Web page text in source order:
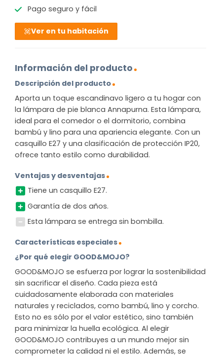
Pago seguro y fácil
Ver en tu habitación
Información del producto
Descripción del producto
Aporta un toque escandinavo ligero a tu hogar con
la lámpara de pie blanca Annapurna. Esta lámpara,
ideal para el comedor o el dormitorio, combina
bambú y lino para una apariencia elegante. Con un
casquillo E27 y una clasificación de protección IP20,
ofrece tanto estilo como durabilidad.
Ventajas y desventajas
Tiene un casquillo E27.
Garantía de dos años.
Esta lámpara se entrega sin bombilla.
Características especiales
¿Por qué elegir GOOD&MOJO?
GOOD&MOJO se esfuerza por lograr la sostenibilidad
sin sacrificar el diseño. Cada pieza está
cuidadosamente elaborada con materiales
naturales y reciclados, como bambú, lino y corcho.
Esto no es sólo por el valor estético, sino también
para minimizar la huella ecológica. Al elegir
GOOD&MOJO contribuyes a un mundo mejor sin
comprometer la calidad ni el estilo. Además, se